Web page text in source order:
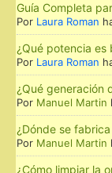
Guía Completa
Por Laura Roman
¿Qué potencia es
Por Laura Roman
¿Qué generación
Por Manuel Martin
¿Dónde se
Por Manuel Martin
¿Cómo limpiar la